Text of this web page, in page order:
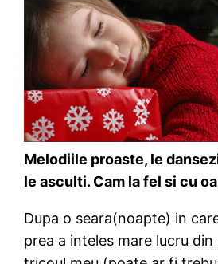
Melodiile proaste, le
le asculti. Cam la fel si cu
Dupa o seara(noapte) in
prea a inteles mare lucru din